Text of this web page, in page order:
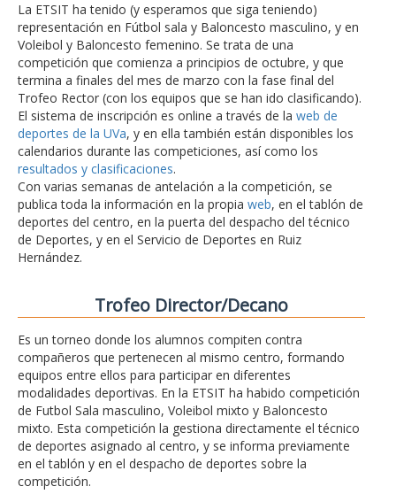
La ETSIT ha tenido (y esperamos que siga teniendo)
representación en Fútbol sala y Baloncesto masculino, y en
Voleibol y Baloncesto femenino. Se trata de una
competición que comienza a principios de octubre, y que
termina a finales del mes de marzo con la fase final del
Trofeo Rector (con los equipos que se han ido clasificando).
El sistema de inscripción es online a través de la web de
deportes de la UVa, y en ella también están disponibles los
calendarios durante las competiciones, así como los
resultados y clasificaciones.
Con varias semanas de antelación a la competición, se
publica toda la información en la propia web, en el tablón de
deportes del centro, en la puerta del despacho del técnico
de Deportes, y en el Servicio de Deportes en Ruiz
Hernández.
Trofeo Director/Decano
Es un torneo donde los alumnos compiten contra
compañeros que pertenecen al mismo centro, formando
equipos entre ellos para participar en diferentes
modalidades deportivas. En la ETSIT ha habido competición
de Futbol Sala masculino, Voleibol mixto y Baloncesto
mixto. Esta competición la gestiona directamente el técnico
de deportes asignado al centro, y se informa previamente
en el tablón y en el despacho de deportes sobre la
competición.